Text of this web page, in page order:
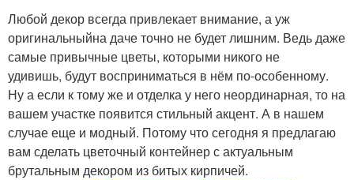
Любой декор всегда привлекает внимание, а уж
оригинальныйна даче точно не будет лишним. Ведь даже
самые привычные цветы, которыми никого не
удивишь, будут восприниматься в нём по-особенному.
Ну а если к тому же и отделка у него неординарная, то на
вашем участке появится стильный акцент. А в нашем
случае еще и модный. Потому что сегодня я предлагаю
вам сделать цветочный контейнер с актуальным
брутальным декором из битых кирпичей.